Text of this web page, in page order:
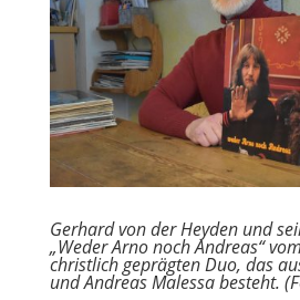
Gerhard von der Heyden und
„Weder Arno noch Andreas“
christlich geprägten Duo, das
und Andreas Malessa besteht.